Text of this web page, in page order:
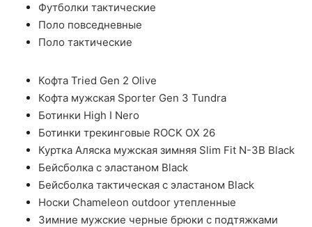
Футболки тактические
Поло повседневные
Поло тактические
Кофта Tried Gen 2 Olive
Кофта мужская Sporter Gen 3 Tundra
Ботинки High I Nero
Ботинки трекинговые ROCK OX 26
Куртка Аляска мужская зимняя Slim Fit N-3B Black
Бейсболка с эластаном Black
Бейсболка тактическая с эластаном Black
Носки Chameleon outdoor утепленные
Зимние мужские черные брюки с подтяжками